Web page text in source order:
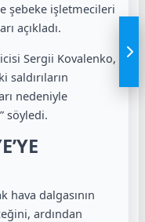
şebeke işletmecileri
açıkladı.
Sergii Kovalenko,
saldırıların
nedeniyle
söyledi.
hava dalgasının
ardından